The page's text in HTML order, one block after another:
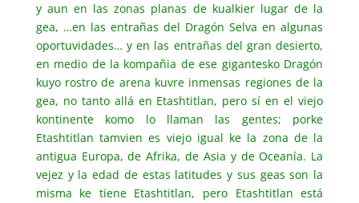
y aun en las zonas planas de kualkier lugar de la
gea, …en las entrañas del Dragón Selva en algunas
oportuvidades… y en las entrañas del gran desierto,
en medio de la kompañia de ese gigantesko Dragón
kuyo rostro de arena kuvre inmensas regiones de la
gea, no tanto allá en Etashtitlan, pero sí en el viejo
kontinente komo lo llaman las gentes; porke
Etashtitlan tamvien es viejo igual ke la zona de la
antigua Europa, de Afrika, de Asia y de Oceanía. La
vejez y la edad de estas latitudes y sus geas son la
misma ke tiene Etashtitlan, pero Etashtitlan está